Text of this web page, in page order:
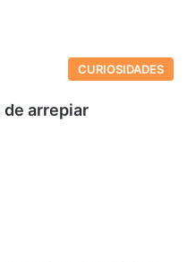
CURIOSIDADES
arrepiar